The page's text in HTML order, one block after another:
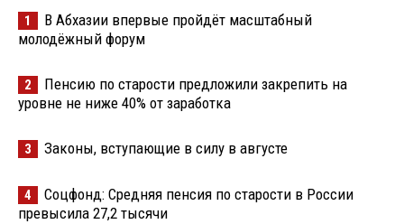
1
В Абхазии впервые пройдёт масштабный
молодёжный форум
2
Пенсию по старости предложили закрепить на
уровне не ниже 40% от заработка
3 Законы, вступающие в силу в августе
4
Соцфонд: Средняя пенсия по старости в России
превысила 27,2 тысячи